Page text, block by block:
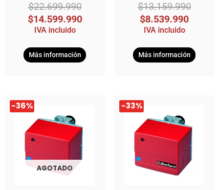
$22.699.990
$14.599.990
IVA incluido
Más información
$13.159.990
$8.539.990
IVA incluido
Más información
-36%
AGOTADO
El
precio
original
$10.789.990.
El
precio
actual
$6.899.990.
-33%
El
precio
original
$6.859.990.
El
precio
actual
$4.599.990.